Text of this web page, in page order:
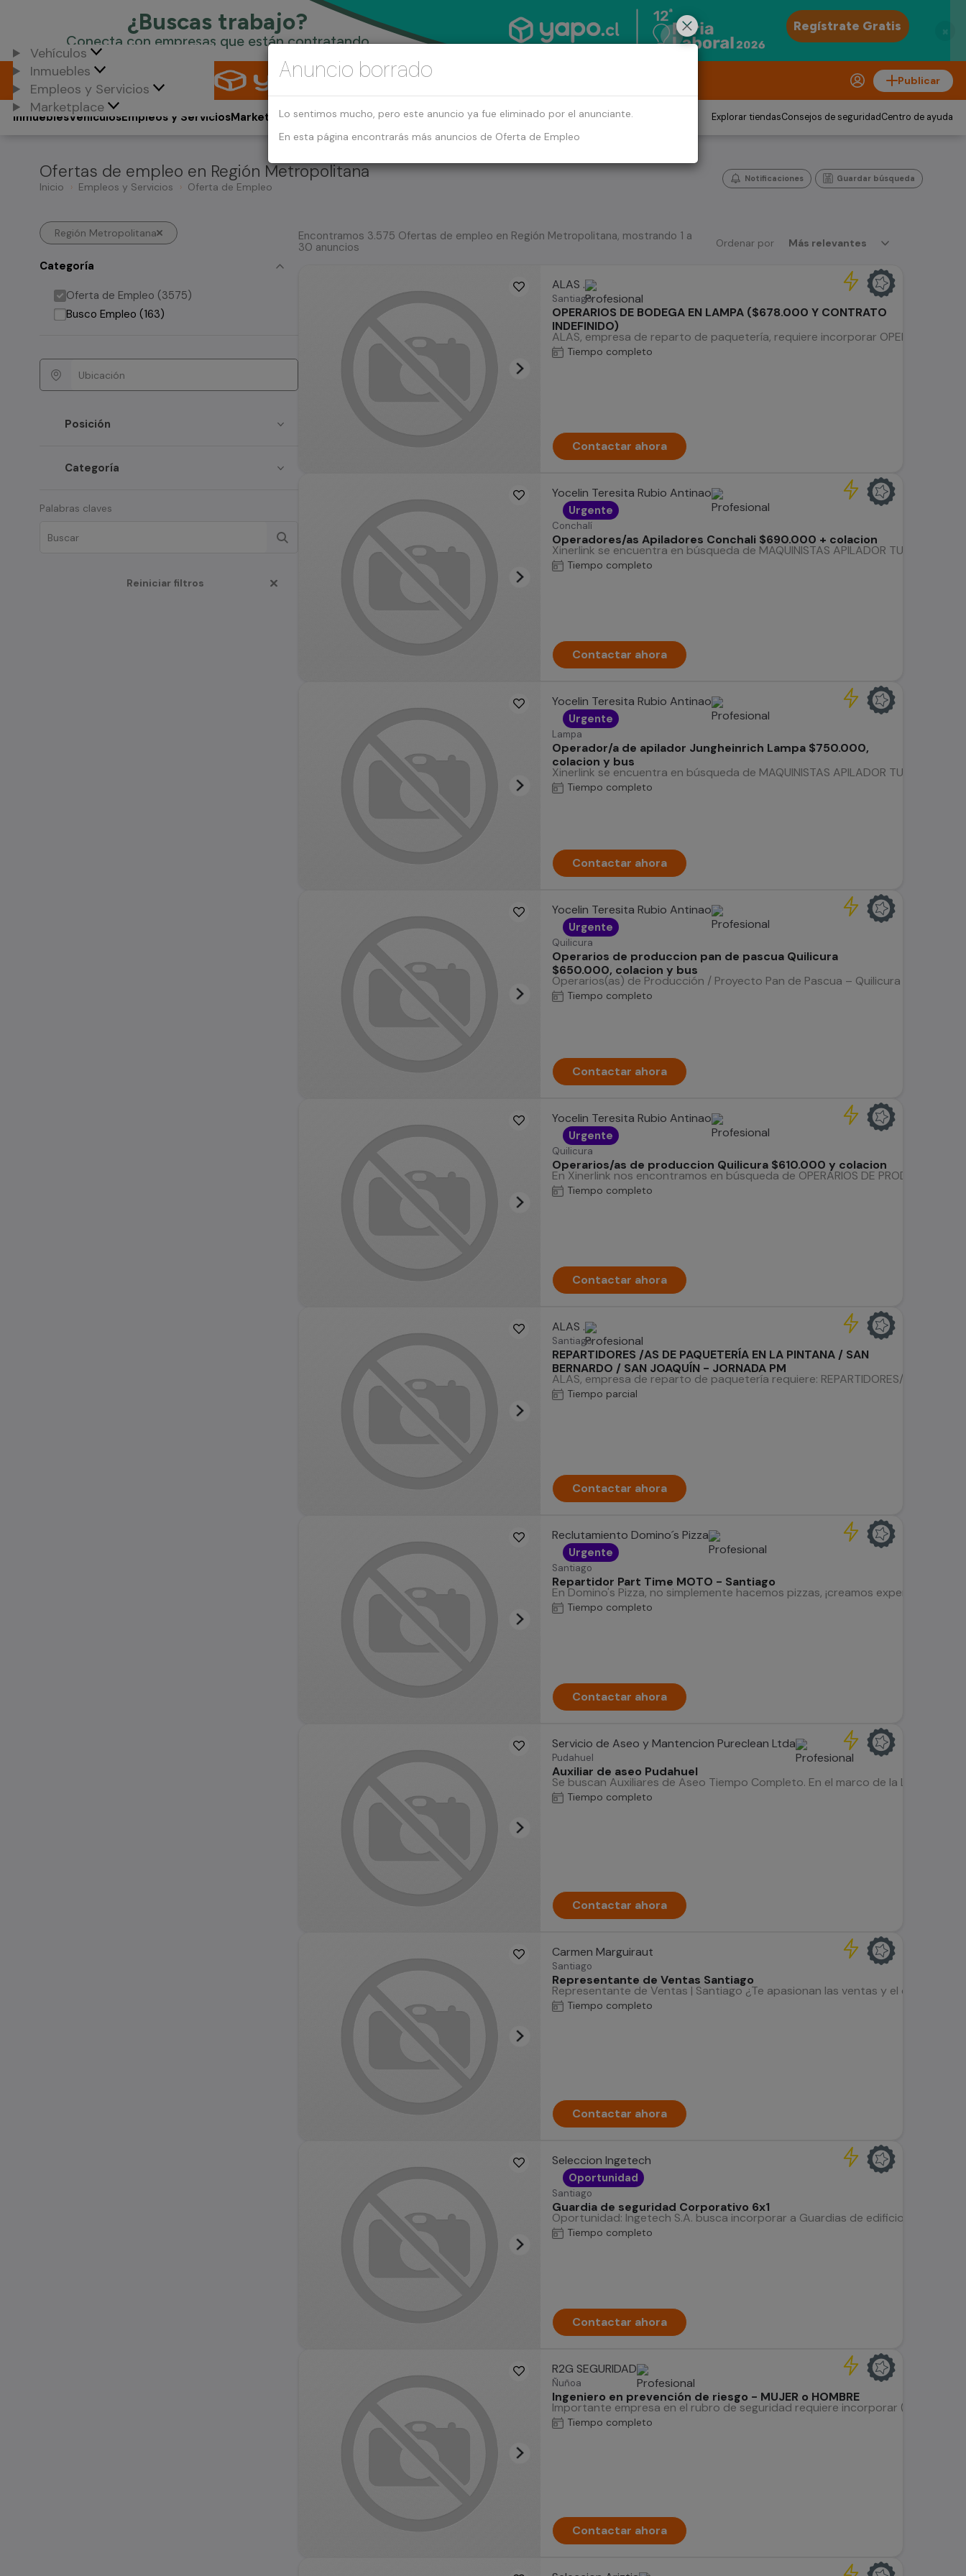
×
Vehículos
Inmuebles
Empleos y Servicios
Marketplace
Publicar
Vehículos
Inmuebles Empleos y ServiciosMarketplace Explorar tiendasConsejos de seguridadCentro de ayuda
Ofertas de empleo en Región Metropolitana
Inicio Empleos y Servicios Oferta de Empleo
Notificaciones Guardar búsqueda
Región Metropolitana
Categoría
Oferta de Empleo (3575)
Busco Empleo (163)
Posición
Categoría
Palabras claves
Reiniciar filtros
Ordenar por Más relevantes
Encontramos 3.575 Ofertas de empleo en Región Metropolitana, mostrando 1 a
30 anuncios
ALAS .
Santiago
OPERARIOS DE BODEGA EN LAMPA ($678.000 Y CONTRATO
INDEFINIDO)
ALAS, empresa de reparto de paquetería, requiere incorporar OPERARIOS DE
Tiempo completo
Contactar ahora
Yocelin Teresita Rubio Antinao
Conchalí
Operadores/as Apiladores Conchali $690.000 + colacion
Xinerlink se encuentra en búsqueda de MAQUINISTAS APILADOR TURNOS
Urgente
Tiempo completo
Contactar ahora
Yocelin Teresita Rubio Antinao
Lampa
Operador/a de apilador Jungheinrich Lampa $750.000,
colacion y bus
Xinerlink se encuentra en búsqueda de MAQUINISTAS APILADOR TURNOS
Urgente
Tiempo completo
Contactar ahora
Yocelin Teresita Rubio Antinao
Quilicura
Operarios de produccion pan de pascua Quilicura
$650.000, colacion y bus
Operarios(as) de Producción / Proyecto Pan de Pascua – Quilicura ¡Únete a
Urgente
Tiempo completo
Contactar ahora
Yocelin Teresita Rubio Antinao
Quilicura
Operarios/as de produccion Quilicura $610.000 y colacion
En Xinerlink nos encontramos en búsqueda de OPERARIOS DE
Urgente
Tiempo completo
Contactar ahora
ALAS .
Santiago
REPARTIDORES /AS DE PAQUETERÍA EN LA PINTANA / SAN
BERNARDO / SAN JOAQUÍN - JORNADA PM
ALAS, empresa de reparto de paquetería requiere: REPARTIDORES/AS DE
Tiempo parcial
Contactar ahora
Reclutamiento Domino´s Pizza
Santiago
Repartidor Part Time MOTO - Santiago
En Domino's Pizza, no simplemente hacemos pizzas, ¡creamos experiencias
Urgente
Tiempo completo
Contactar ahora
Servicio de Aseo y Mantencion Pureclean Ltda
Pudahuel
Auxiliar de aseo Pudahuel
Se buscan Auxiliares de Aseo Tiempo Completo. En el marco de la Ley N°
Tiempo completo
Contactar ahora
Carmen Marguiraut
Santiago
Representante de Ventas Santiago
Representante de Ventas | Santiago ¿Te apasionan las ventas y el contacto
Tiempo completo
Contactar ahora
Seleccion Ingetech
Santiago
Guardia de seguridad Corporativo 6x1
Oportunidad: Ingetech S.A. busca incorporar a Guardias de edificio
Oportunidad
Tiempo completo
Contactar ahora
R2G SEGURIDAD
Ñuñoa
Ingeniero en prevención de riesgo - MUJER o HOMBRE
Importante empresa en el rubro de seguridad requiere incorporar (1)
Tiempo completo
Contactar ahora
Anuncio borrado
Lo sentimos mucho, pero este anuncio ya fue eliminado por el anunciante.
En esta página encontrarás más anuncios de Oferta de Empleo